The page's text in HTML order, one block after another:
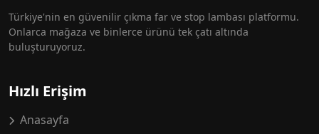
Türkiye'nin en güvenilir çıkma far ve stop lambası platformu.
Onlarca mağaza ve binlerce ürünü tek çatı altında
buluşturuyoruz.
Hızlı Erişim
Anasayfa